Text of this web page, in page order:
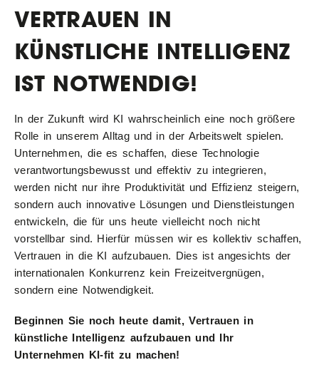
VERTRAUEN IN
KÜNSTLICHE INTELLIGENZ
IST NOTWENDIG!
In der Zukunft wird KI wahrscheinlich eine noch größere
Rolle in unserem Alltag und in der Arbeitswelt spielen.
Unternehmen, die es schaffen, diese Technologie
verantwortungsbewusst und effektiv zu integrieren,
werden nicht nur ihre Produktivität und Effizienz steigern,
sondern auch innovative Lösungen und Dienstleistungen
entwickeln, die für uns heute vielleicht noch nicht
vorstellbar sind. Hierfür müssen wir es kollektiv schaffen,
Vertrauen in die KI aufzubauen. Dies ist angesichts der
internationalen Konkurrenz kein Freizeitvergnügen,
sondern eine Notwendigkeit.
Beginnen Sie noch heute damit, Vertrauen in
künstliche Intelligenz aufzubauen und Ihr
Unternehmen KI-fit zu machen!